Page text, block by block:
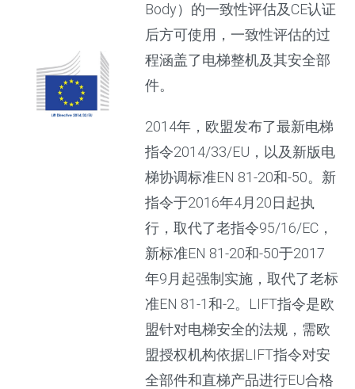
Body）的一致性评估及CE认证
后方可使用，一致性评估的过
程涵盖了电梯整机及其安全部
件。
2014年，欧盟发布了最新电梯
指令2014/33/EU，以及新版电
梯协调标准EN 81-20和-50。新
指令于2016年4月20日起执
行，取代了老指令95/16/EC，
新标准EN 81-20和-50于2017
年9月起强制实施，取代了老标
准EN 81-1和-2。LIFT指令是欧
盟针对电梯安全的法规，需欧
盟授权机构依据LIFT指令对安
全部件和直梯产品进行EU合格